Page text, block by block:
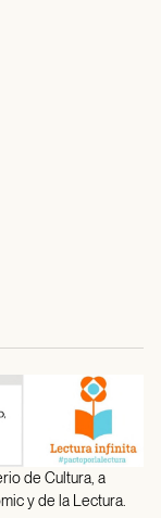
de Cultura, a
y de la Lectura.